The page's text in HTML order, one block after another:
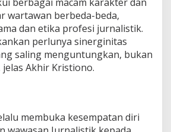
wartawan berbeda-beda,
dan etika profesi jurnalistik.
perlunya sinerginitas
saling menguntungkan, bukan
jelas Akhir Kristiono.
membuka kesempatan diri